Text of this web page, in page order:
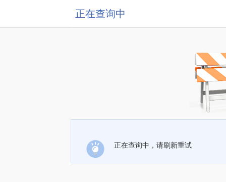
正在查询中
正在查询中，请刷新重试